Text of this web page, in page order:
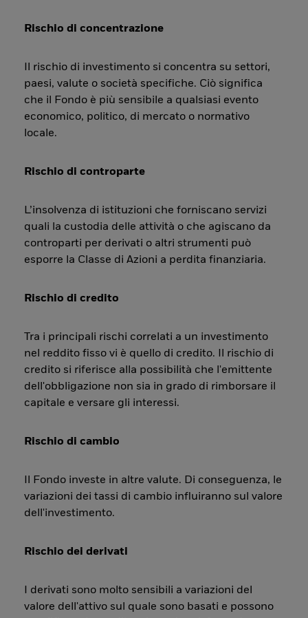
Rischio di concentrazione
Il rischio di investimento si concentra su settori,
paesi, valute o società specifiche. Ciò significa
che il Fondo è più sensibile a qualsiasi evento
economico, politico, di mercato o normativo
locale.
Rischio di controparte
L’insolvenza di istituzioni che forniscano servizi
quali la custodia delle attività o che agiscano da
controparti per derivati o altri strumenti può
esporre la Classe di Azioni a perdita finanziaria.
Rischio di credito
Tra i principali rischi correlati a un investimento
nel reddito fisso vi è quello di credito. Il rischio di
credito si riferisce alla possibilità che l'emittente
dell'obbligazione non sia in grado di rimborsare il
capitale e versare gli interessi.
Rischio di cambio
Il Fondo investe in altre valute. Di conseguenza, le
variazioni dei tassi di cambio influiranno sul valore
dell'investimento.
Rischio dei derivati
I derivati sono molto sensibili a variazioni del
valore dell'attivo sul quale sono basati e possono